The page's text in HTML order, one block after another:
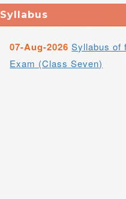
Syllabus
07-Aug-2026 Syllabus of
Exam (Class Seven)